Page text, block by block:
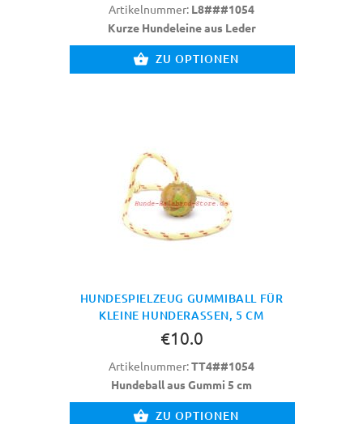
Artikelnummer: L8###1054
Kurze Hundeleine aus Leder
ZU OPTIONEN
HUNDESPIELZEUG GUMMIBALL FÜR
KLEINE HUNDERASSEN, 5 CM
€10.0
Artikelnummer:TT4##1054
Hundeball aus Gummi 5 cm
ZU OPTIONEN